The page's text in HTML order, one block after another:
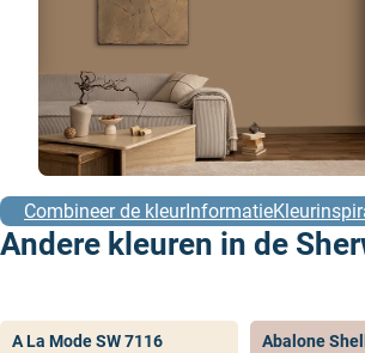
Combineer de kleurInformatie
Andere kleuren in de
A La Mode SW 7116
Abalone